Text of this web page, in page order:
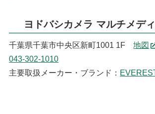
ヨドバシカメラ マルチメデ
千葉県千葉市中央区新町1001 1F地図
043-302-1010
主要取扱メーカー・ブランド：